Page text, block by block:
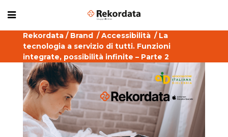
Rekordata / Brand /Accessibilità / La
tecnologia a servizio di tutti. Funzioni
integrate, possibilità infinite – Parte 2